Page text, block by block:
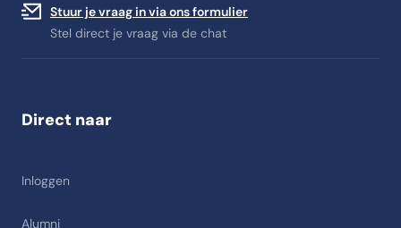
Stuur je vraag in via ons formulier
Stel direct je vraag via de chat
Direct naar
Inloggen
Alumni